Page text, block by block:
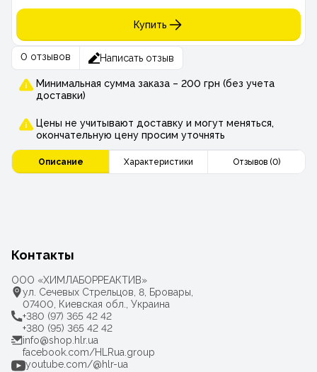
Купить
0 отзывов Написать отзыв
Минимальная сумма заказа – 200 грн (без учета
доставки)
Цены не учитывают доставку и могут меняться,
окончательную цену просим уточнять
Описание Характеристики Отзывов (0)
Контакты
ООО «ХИМЛАБОРРЕАКТИВ»
ул. Сечевых Стрельцов, 8, Бровары,
07400, Киевская обл., Украина
+380 (97) 365 42 42
+380 (95) 365 42 42
info@shop.hlr.ua
facebook.com/HLRua.group
youtube.com/@hlr-ua